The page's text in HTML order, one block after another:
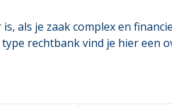
als je zaak complex en
rechtbank vind je hier een